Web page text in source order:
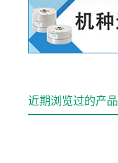
近期浏览过的产品